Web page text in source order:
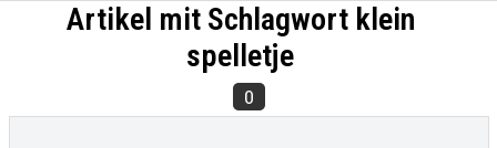
Artikel mit Schlagwort klein
spelletje
0